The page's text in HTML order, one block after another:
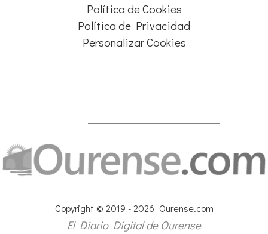
Política de Cookies
Política de Privacidad
Personalizar Cookies
Copyright © 2019 - 2026 Ourense.com
El Diario Digital de Ourense